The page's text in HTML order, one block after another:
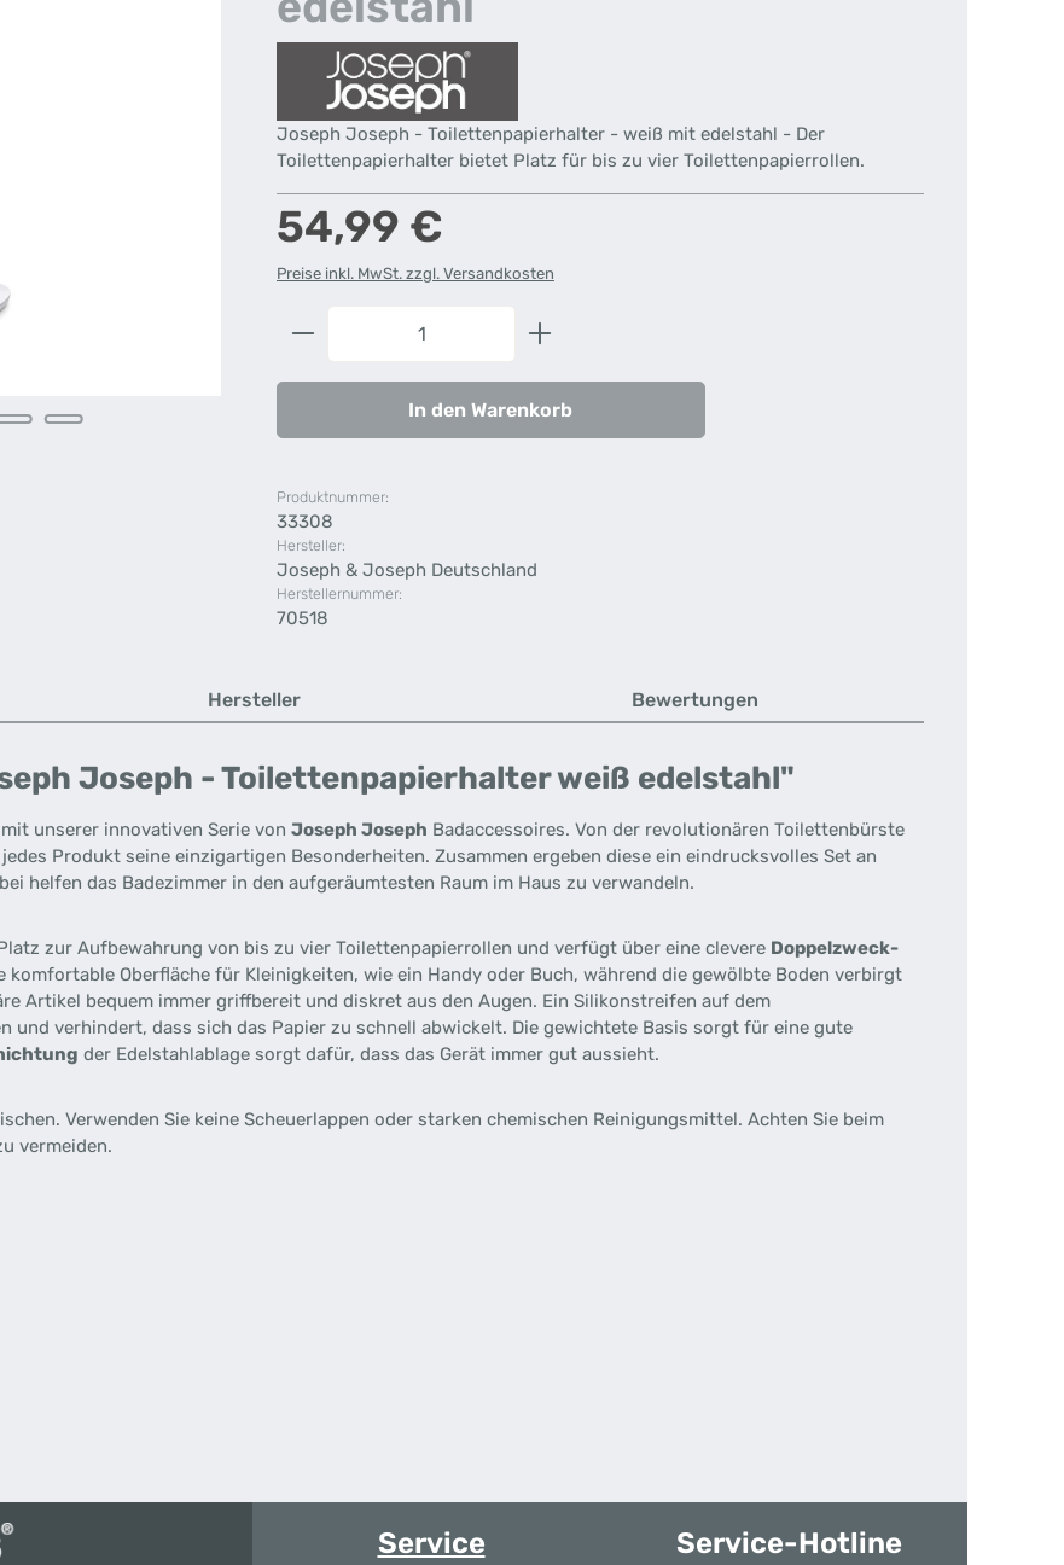
Joseph Joseph - Toilettenpapierhalter - weiß mit edelstahl - Der
Toilettenpapierhalter bietet Platz für bis zu vier Toilettenpapierrollen.
Regulärer Preis:
54,99 €
Preise inkl. MwSt. zzgl. Versandkosten
Produkt Anzahl: Gib den gewünschten Wert ein oder
In den Warenkorb
Produktnummer:
33308
Hersteller:
Joseph & Joseph Deutschland
Herstellernummer:
70518
Hersteller Bewertungen
Joseph - Toilettenpapierhalter weiß edelstahl"
unserer innovativen Serie von Joseph Joseph Badaccessoires. Von der revolutionären Toilettenbürste
Produkt seine einzigartigen Besonderheiten. Zusammen ergeben diese ein eindrucksvolles Set an
helfen das Badezimmer in den aufgeräumtesten Raum im Haus zu verwandeln.
zur Aufbewahrung von bis zu vier Toilettenpapierrollen und verfügt über eine clevere Doppelzweck-
komfortable Oberfläche für Kleinigkeiten, wie ein Handy oder Buch, während die gewölbte Boden verbirgt
Artikel bequem immer griffbereit und diskret aus den Augen. Ein Silikonstreifen auf dem
und verhindert, dass sich das Papier zu schnell abwickelt. Die gewichtete Basis sorgt für eine gute
der Edelstahlablage sorgt dafür, dass das Gerät immer gut aussieht.
Verwenden Sie keine Scheuerlappen oder starken chemischen Reinigungsmittel. Achten Sie beim
vermeiden.
Service Service-Hotline